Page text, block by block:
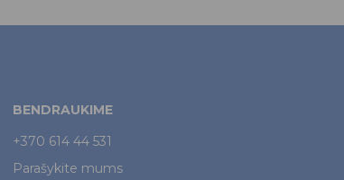
BENDRAUKIME
+370 614 44 531
Parašykite mums